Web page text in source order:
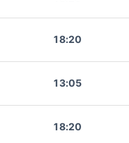
18:20
13:05
18:20